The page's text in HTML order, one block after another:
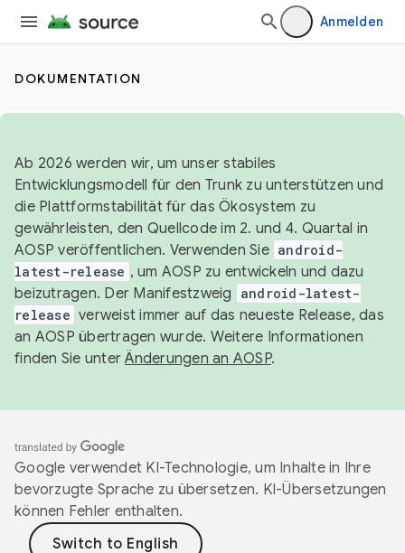
Anmelden
DOKUMENTATION
Ab 2026 werden wir, um unser stabiles
Entwicklungsmodell für den Trunk zu unterstützen und
die Plattformstabilität für das Ökosystem zu
gewährleisten, den Quellcode im 2. und 4. Quartal in
AOSP veröffentlichen. Verwenden Sie android-
latest-release , um AOSP zu entwickeln und dazu
beizutragen. Der Manifestzweig
android-latest-
release verweist immer auf das neueste Release, das
an AOSP übertragen wurde. Weitere Informationen
finden Sie unterÄnderungen an AOSP.
Google verwendet KI-Technologie, um Inhalte in Ihre
bevorzugte Sprache zu übersetzen. KI-Übersetzungen
können Fehler enthalten.